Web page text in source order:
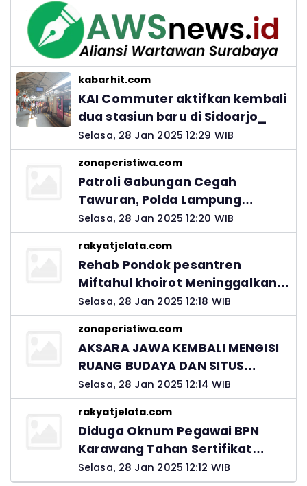
kabarhit.com
KAI Commuter aktifkan kembali
dua stasiun baru di Sidoarjo_
Selasa, 28 Jan 2025 12:29 WIB
zonaperistiwa.com
Patroli Gabungan Cegah
Tawuran, Polda Lampung
Ingatkan Peran Orang Tua
Selasa, 28 Jan 2025 12:20 WIB
rakyatjelata.com
Rehab Pondok pesantren
Miftahul khoirot Meninggalkan
Hutang Ke Material, Mantan
Kadis PUPR Harus Bertanggung
Jawab
Selasa, 28 Jan 2025 12:18 WIB
zonaperistiwa.com
AKSARA JAWA KEMBALI MENGISI
RUANG BUDAYA DAN SITUS
LELUHUR NUSANTARA
Selasa, 28 Jan 2025 12:14 WIB
rakyatjelata.com
Diduga Oknum Pegawai BPN
Karawang Tahan Sertifikat
Pemohon PTSL
Selasa, 28 Jan 2025 12:12 WIB